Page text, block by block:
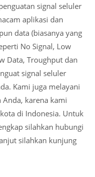
signal seluler
aplikasi dan
data (biasanya yang
No Signal, Low
Data, Troughput dan
signal seluler
Kami juga melayani
karena kami
di Indonesia. Untuk
silahkan hubungi
silahkan kunjung